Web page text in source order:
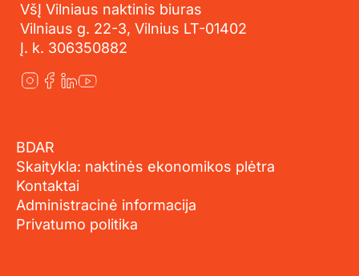
VšĮ Vilniaus naktinis biuras
Vilniaus g. 22-3, Vilnius LT-01402
Į. k. 306350882
BDAR
Skaitykla: naktinės ekonomikos plėtra
Kontaktai
Administracinė informacija
Privatumo politika